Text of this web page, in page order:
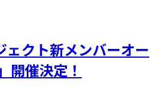
ェクト新メンバーオー
開催決定！